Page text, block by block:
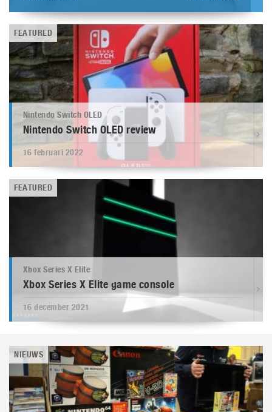
FEATURED
Nintendo Switch OLED
Nintendo Switch OLED review
16 februari 2022
FEATURED
Xbox Series X Elite
Xbox Series X Elite game console
16 december 2021
NIEUWS